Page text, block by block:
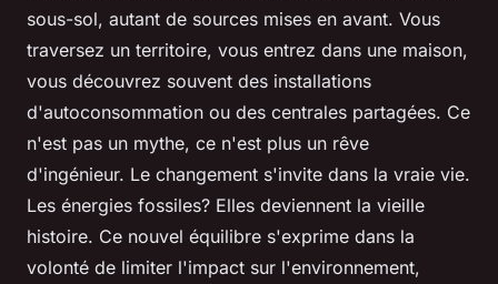
sous-sol, autant de sources mises en avant. Vous
traversez un territoire, vous entrez dans une maison,
vous découvrez souvent des installations
d'autoconsommation ou des centrales partagées. Ce
n'est pas un mythe, ce n'est plus un rêve
d'ingénieur. Le changement s'invite dans la vraie vie.
Les énergies fossiles? Elles deviennent la vieille
histoire. Ce nouvel équilibre s'exprime dans la
volonté de limiter l'impact sur l'environnement,